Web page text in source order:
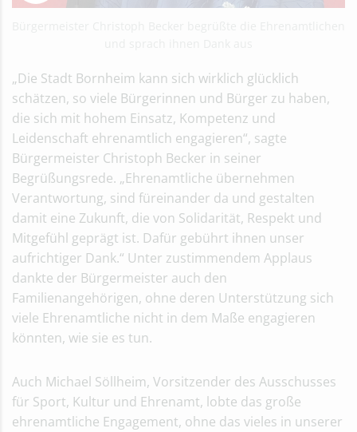
„Die Stadt Bornheim kann sich wirklich glücklich
schätzen, so viele Bürgerinnen und Bürger zu haben,
die sich mit hohem Einsatz, Kompetenz und
Leidenschaft ehrenamtlich engagieren“, sagte
Bürgermeister Christoph Becker in seiner
Begrüßungsrede. „Ehrenamtliche übernehmen
Verantwortung, sind füreinander da und gestalten
damit eine Zukunft, die von Solidarität, Respekt und
Mitgefühl geprägt ist. Dafür gebührt ihnen unser
aufrichtiger Dank.“ Unter zustimmendem Applaus
dankte der Bürgermeister auch den
Familienangehörigen, ohne deren Unterstützung sich
viele Ehrenamtliche nicht in dem Maße engagieren
könnten, wie sie es tun.
Auch Michael Söllheim, Vorsitzender des Ausschusses
für Sport, Kultur und Ehrenamt, lobte das große
ehrenamtliche Engagement, ohne das vieles in unserer